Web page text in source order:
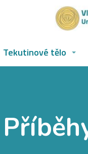
Tekutinové tělo